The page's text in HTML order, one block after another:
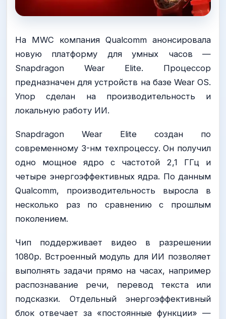
На MWC компания Qualcomm анонсировала
новую платформу для умных часов —
Snapdragon Wear Elite. Процессор
предназначен для устройств на базе Wear OS.
Упор сделан на производительность и
локальную работу ИИ.
Snapdragon Wear Elite создан по
современному 3-нм техпроцессу. Он получил
одно мощное ядро с частотой 2,1 ГГц и
четыре энергоэффективных ядра. По данным
Qualcomm, производительность выросла в
несколько раз по сравнению с прошлым
поколением.
Чип поддерживает видео в разрешении
1080p. Встроенный модуль для ИИ позволяет
выполнять задачи прямо на часах, например
распознавание речи, перевод текста или
подсказки. Отдельный энергоэффективный
блок отвечает за «постоянные функции» —